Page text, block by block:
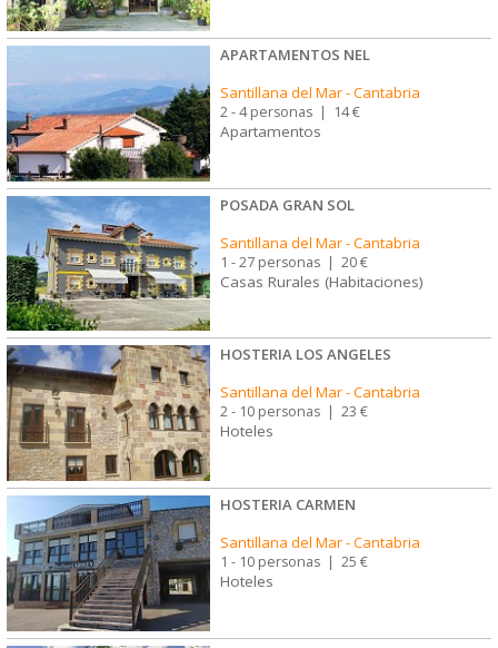
APARTAMENTOS NEL
Santillana del Mar-Cantabria
2 - 4 personas | 14 €
Apartamentos
POSADA GRAN SOL
Santillana del Mar-Cantabria
1 - 27 personas | 20 €
Casas Rurales (Habitaciones)
HOSTERIA LOS ANGELES
Santillana del Mar-Cantabria
2 - 10 personas | 23 €
Hoteles
HOSTERIA CARMEN
Santillana del Mar-Cantabria
1 - 10 personas | 25 €
Hoteles